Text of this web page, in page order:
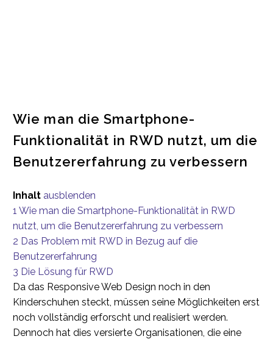
Wie man die Smartphone-
Funktionalität in RWD nutzt, um die
Benutzererfahrung zu verbessern
Inhalt ausblenden
1 Wie man die Smartphone-Funktionalität in RWD
nutzt, um die Benutzererfahrung zu verbessern
2 Das Problem mit RWD in Bezug auf die
Benutzererfahrung
3 Die Lösung für RWD
Da das Responsive Web Design noch in den
Kinderschuhen steckt, müssen seine Möglichkeiten erst
noch vollständig erforscht und realisiert werden.
Dennoch hat dies versierte Organisationen, die eine